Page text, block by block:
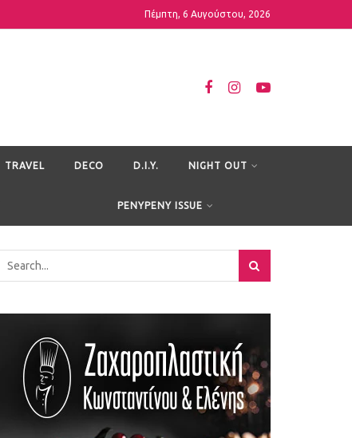
Πέμπτη, 6 Αυγούστου, 2026
TRAVEL DECO D.I.Y. NIGHT OUT
PENYPENY ISSUE